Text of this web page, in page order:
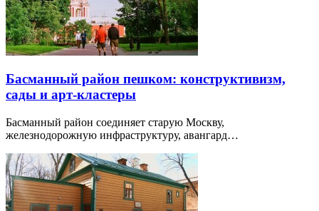
Басманный район пешком: конструктивизм,
сады и арт-кластеры
Басманный район соединяет старую Москву,
железнодорожную инфраструктуру, авангард…